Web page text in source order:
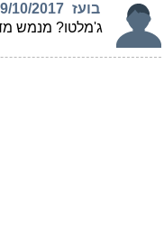
בועז 10/2017
ג'מלטו? מנמש